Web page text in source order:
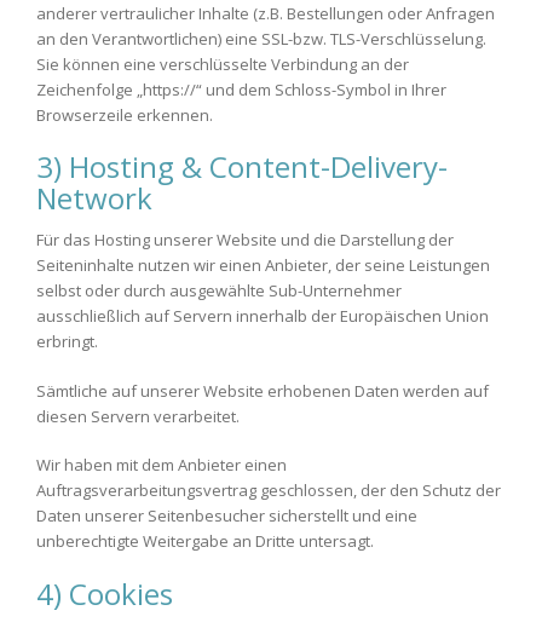
anderer vertraulicher Inhalte (z.B. Bestellungen oder Anfragen
an den Verantwortlichen) eine SSL-bzw. TLS-Verschlüsselung.
Sie können eine verschlüsselte Verbindung an der
Zeichenfolge „https://“ und dem Schloss-Symbol in Ihrer
Browserzeile erkennen.
3) Hosting & Content-Delivery-
Network
Für das Hosting unserer Website und die Darstellung der
Seiteninhalte nutzen wir einen Anbieter, der seine Leistungen
selbst oder durch ausgewählte Sub-Unternehmer
ausschließlich auf Servern innerhalb der Europäischen Union
erbringt.
Sämtliche auf unserer Website erhobenen Daten werden auf
diesen Servern verarbeitet.
Wir haben mit dem Anbieter einen
Auftragsverarbeitungsvertrag geschlossen, der den Schutz der
Daten unserer Seitenbesucher sicherstellt und eine
unberechtigte Weitergabe an Dritte untersagt.
4) Cookies